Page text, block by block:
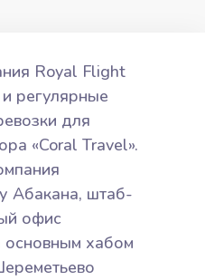
Royal Flight
регулярные
для
«Coral Travel».
Абакана, штаб-
офис
основным хабом